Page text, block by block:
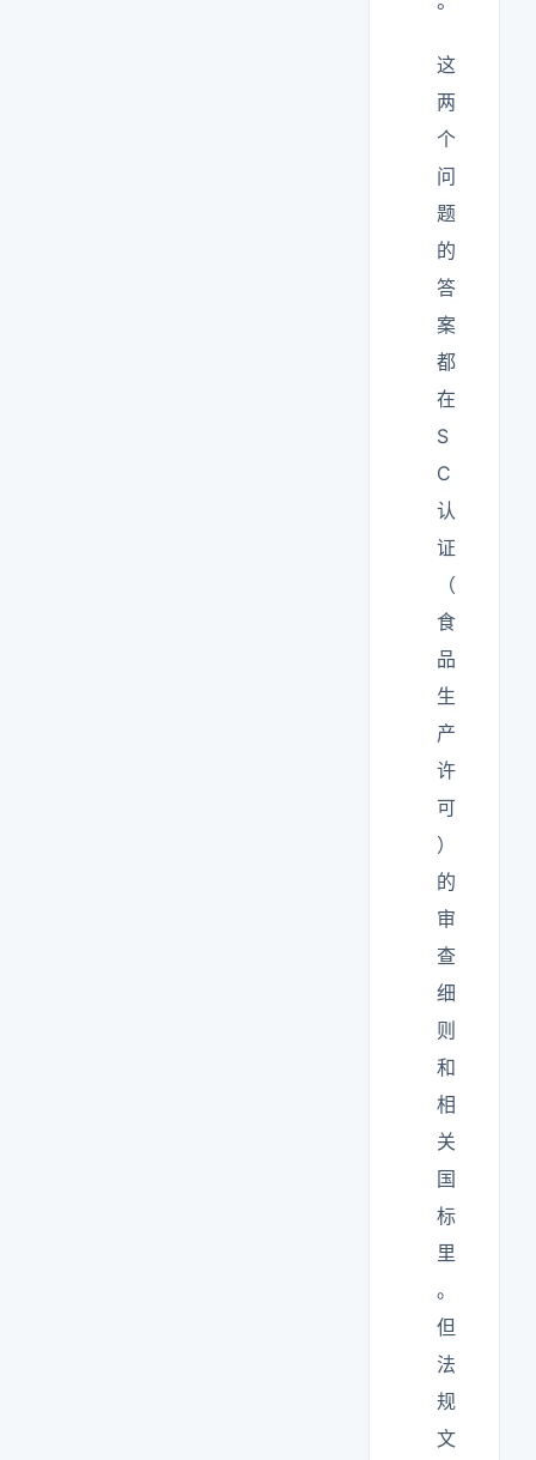
这
两
个
问
题
的
答
案
都
在
S
C
认
证
（
食
品
生
产
许
可
）
的
审
查
细
则
和
相
关
国
标
里
。
但
法
规
文